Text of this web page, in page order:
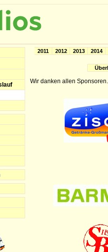
2014
2013
2012
2011
Wir danken allen Sponsoren.